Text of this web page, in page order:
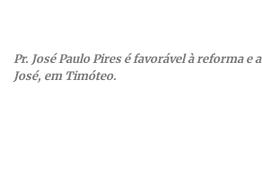
Pr. José Paulo Pires é favorável à reforma e
José, em Timóteo.